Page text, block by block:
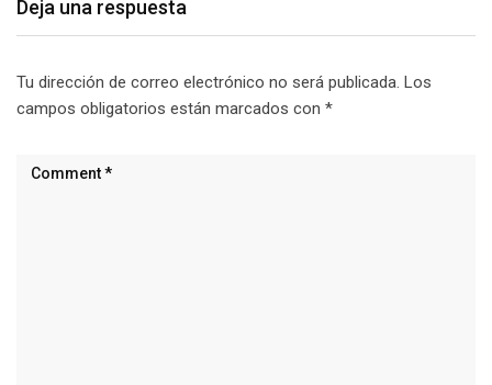
Deja una respuesta
Tu dirección de correo electrónico no será publicada. Los
campos obligatorios están marcados con *